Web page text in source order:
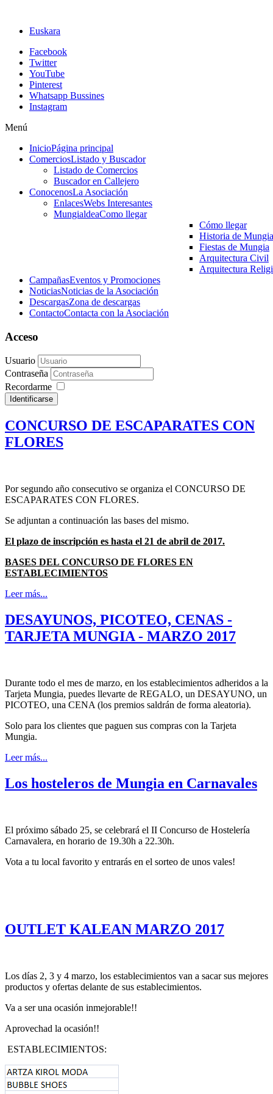
Euskara
Facebook
Twitter
YouTube
Pinterest
Whatsapp Bussines
Instagram
Menú
InicioPágina principal
ComerciosListado y Buscador
Listado de Comercios
Buscador en Callejero
ConocenosLa Asociación
EnlacesWebs Interesantes
MungialdeaComo llegar
Cómo llegar
Historia de Mungia
Fiestas de Mungia
Arquitectura Civil
Arquitectura
CampañasEventos y Promociones
NoticiasNoticias de la Asociación
DescargasZona de descargas
ContactoContacta con la Asociación
Acceso
Usuario
Contraseña
Recordarme
Identificarse
CONCURSO DE ESCAPARATES CON
FLORES
Por segundo año consecutivo se organiza el CONCURSO DE
ESCAPARATES CON FLORES.
Se adjuntan a continuación las bases del mismo.
El plazo de inscripción es hasta el 21 de abril de 2017.
BASES DEL CONCURSO DE FLORES EN
ESTABLECIMIENTOS
Leer más...
DESAYUNOS, PICOTEO, CENAS -
TARJETA MUNGIA - MARZO 2017
Durante todo el mes de marzo, en los establecimientos adheridos a la
Tarjeta Mungia, puedes llevarte de REGALO, un DESAYUNO, un
PICOTEO, una CENA (los premios saldrán de forma aleatoria).
Solo para los clientes que paguen sus compras con la Tarjeta
Mungia.
Leer más...
Los hosteleros de Mungia en Carnavales
El próximo sábado 25, se celebrará el II Concurso de Hostelería
Carnavalera, en horario de 19.30h a 22.30h.
Vota a tu local favorito y entrarás en el sorteo de unos vales!
OUTLET KALEAN MARZO 2017
Los días 2, 3 y 4 marzo, los establecimientos van a sacar sus mejores
productos y ofertas delante de sus establecimientos.
Va a ser una ocasión inmejorable!!
Aprovechad la ocasión!!
ESTABLECIMIENTOS: